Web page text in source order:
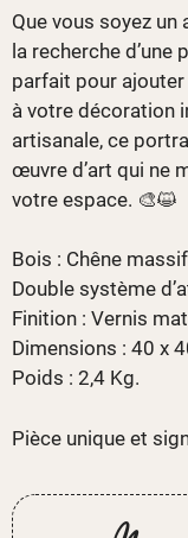
Que vous soyez
la recherche d’une
parfait pour
à votre décoration
artisanale, ce
œuvre d’art qui ne
votre espace. 🎨😺
Bois : Chêne
Double système
Finition : Vernis
Dimensions : 40 x
Poids : 2,4 Kg.
Pièce unique et